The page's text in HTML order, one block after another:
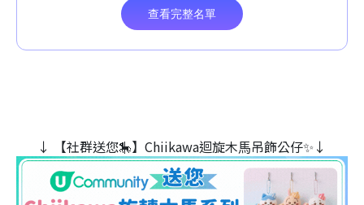
↓ 【社群送您🎠】Chiikawa迴旋木⾺吊飾公仔✨↓